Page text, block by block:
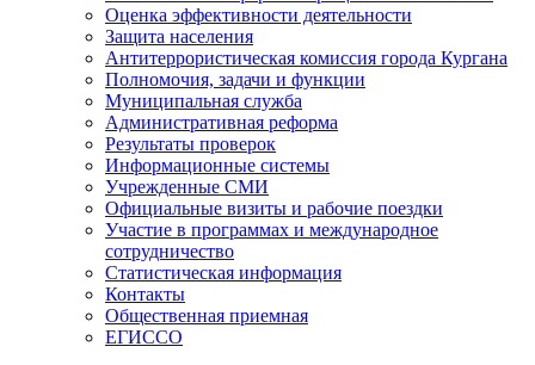
Оценка эффективности деятельности
Защита населения
Антитеррористическая комиссия города Кургана
Полномочия, задачи и функции
Муниципальная служба
Административная реформа
Результаты проверок
Информационные системы
Учрежденные СМИ
Официальные визиты и рабочие поездки
Участие в программах и международное
сотрудничество
Статистическая информация
Контакты
Общественная приемная
ЕГИССО